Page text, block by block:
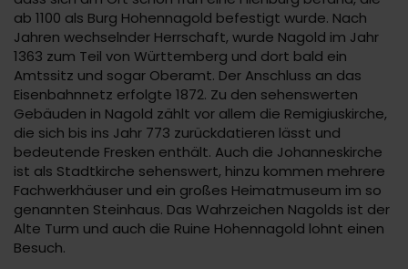
ab 1100 als Burg Hohennagold befestigt wurde. Nach
Jahren wechselnder Herrschaft, wurde Nagold im Jahr
1363 zum Teil von Württemberg und dort bald ein
Amtssitz und sogar Oberamt. Der Anschluss an das
Eisenbahnnetz erfolgte 1872. Zu den sehenswerten
Gebäuden in Nagold zählt vor allem die Remigiuskirche,
die sich bis ins Jahr 773 zurückdatieren lässt und
bedeutende Fresken enthält. Auch die Johanneskirche
ist als Stadtkirche sehenswert, hinzu kommen mehrere
Fachwerkhäuser und ein großes Heimatmuseum im so
genannten Steinhaus. Das Wahrzeichen Nagolds ist der
Alte Turm und auch die Ruine Hohennagold lohnt einen
Besuch.